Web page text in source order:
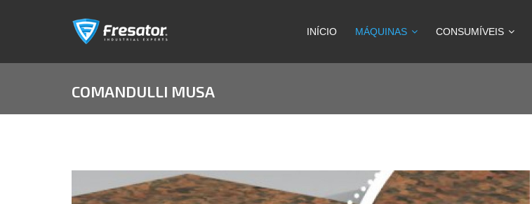
INÍCIO MÁQUINAS CONSUMÍVEIS
COMANDULLI MUSA